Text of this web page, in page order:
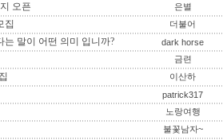
오픈 은별
집 더불어
말이 어떤 의미 입니까? dark horse
금련
이산하
patrick317
노랑여행
불꽃남자~